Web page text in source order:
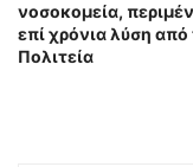
νοσοκομεία,
επί χρόνια λύση από
Πολιτεία